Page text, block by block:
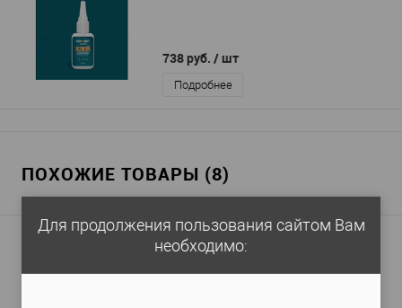
738 руб. / шт
Подробнее
ПОХОЖИЕ ТОВАРЫ (8)
Карниз Перфект AB143
Габариты (ДхШхВ)—2400х51х78 мм
Для продолжения пользования сайтом Вам
необходимо: